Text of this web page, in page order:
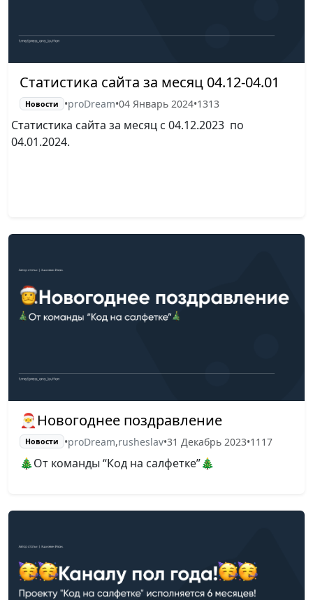
Статистика сайта за месяц 04.12-04.01
Новости •proDream•04 Январь 2024•1313
Статистика сайта за месяц с 04.12.2023 по
04.01.2024.
🎅Новогоднее поздравление
Новости •proDream,rusheslav•31 Декабрь 2023•1117
🎄От команды “Код на салфетке”🎄